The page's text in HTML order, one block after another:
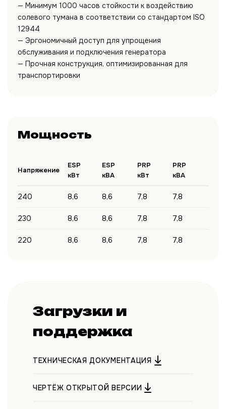
— Минимум 1000 часов стойкости к воздействию
солевого тумана в соответствии со стандартом ISO
12944
— Эргономичный доступ для упрощения
обслуживания и подключения генератора
— Прочная конструкция, оптимизированная для
транспортировки
Мощность
Напряжение
ESP
кВт
ESP
кВА
PRP
кВт
PRP
кВА
240 8,6 8,6 7,8 7,8
230 8,6 8,6 7,8 7,8
220 8,6 8,6 7,8 7,8
Загрузки и
поддержка
ТЕХНИЧЕСКАЯ ДОКУМЕНТАЦИЯ
ЧЕРТЁЖ ОТКРЫТОЙ ВЕРСИИ